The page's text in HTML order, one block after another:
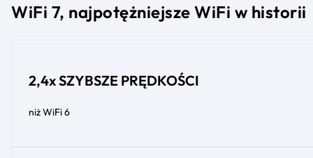
WiFi 7, najpotężniejsze WiFi w historii
2,4x SZYBSZE PRĘDKOŚCI
niż WiFi 6